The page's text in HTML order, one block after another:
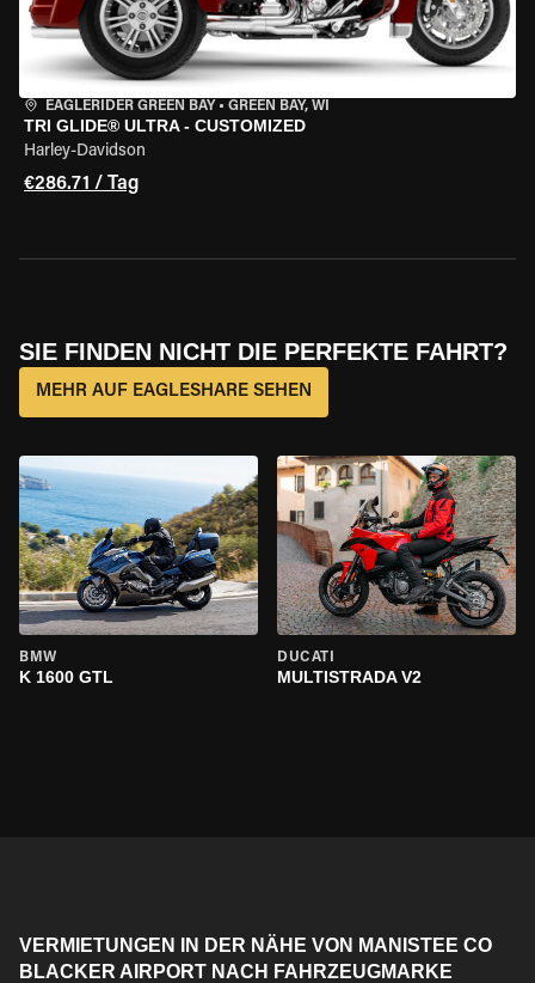
EAGLERIDER GREEN BAY • GREEN BAY, WI
TRI GLIDE® ULTRA - CUSTOMIZED
Harley-Davidson
€286.71 / Tag
SIE FINDEN NICHT DIE PERFEKTE FAHRT?
MEHR AUF EAGLESHARE SEHEN
BMW
K 1600 GTL
DUCATI
MULTISTRADA V2
VERMIETUNGEN IN DER NÄHE VON MANISTEE CO
BLACKER AIRPORT NACH FAHRZEUGMARKE